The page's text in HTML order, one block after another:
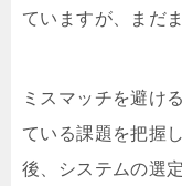
ていますが、まだ
ミスマッチを避け
ている課題を把握
後、システムの選